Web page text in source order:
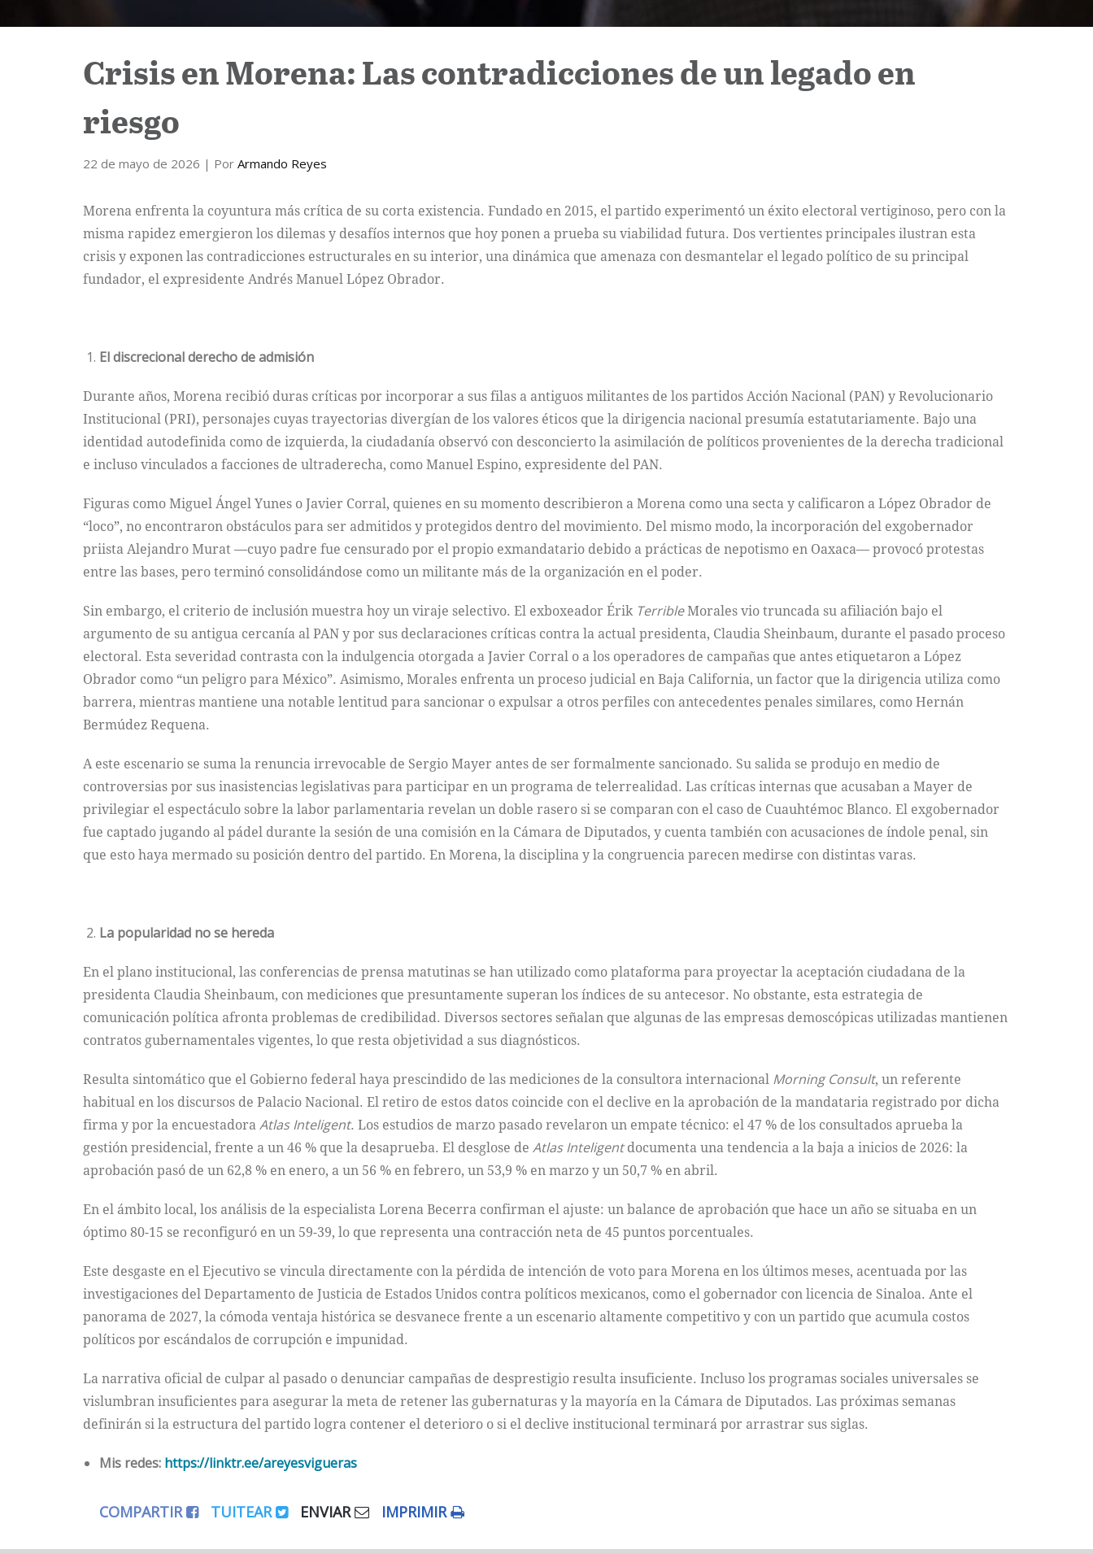
Crisis en Morena: Las contradicciones de un legado en
riesgo
22 de mayo de 2026 | Por Armando Reyes
Morena enfrenta la coyuntura más crítica de su corta existencia. Fundado en 2015, el partido experimentó un éxito electoral vertiginoso, pero con la
misma rapidez emergieron los dilemas y desafíos internos que hoy ponen a prueba su viabilidad futura. Dos vertientes principales ilustran esta
crisis y exponen las contradicciones estructurales en su interior, una dinámica que amenaza con desmantelar el legado político de su principal
fundador, el expresidente Andrés Manuel López Obrador.
El discrecional derecho de admisión
Durante años, Morena recibió duras críticas por incorporar a sus filas a antiguos militantes de los partidos Acción Nacional (PAN) y Revolucionario
Institucional (PRI), personajes cuyas trayectorias divergían de los valores éticos que la dirigencia nacional presumía estatutariamente. Bajo una
identidad autodefinida como de izquierda, la ciudadanía observó con desconcierto la asimilación de políticos provenientes de la derecha tradicional
e incluso vinculados a facciones de ultraderecha, como Manuel Espino, expresidente del PAN.
Figuras como Miguel Ángel Yunes o Javier Corral, quienes en su momento describieron a Morena como una secta y calificaron a López Obrador de
“loco”, no encontraron obstáculos para ser admitidos y protegidos dentro del movimiento. Del mismo modo, la incorporación del exgobernador
priista Alejandro Murat —cuyo padre fue censurado por el propio exmandatario debido a prácticas de nepotismo en Oaxaca— provocó protestas
entre las bases, pero terminó consolidándose como un militante más de la organización en el poder.
Sin embargo, el criterio de inclusión muestra hoy un viraje selectivo. El exboxeador Érik TerribleMorales vio truncada su afiliación bajo el
argumento de su antigua cercanía al PAN y por sus declaraciones críticas contra la actual presidenta, Claudia Sheinbaum, durante el pasado proceso
electoral. Esta severidad contrasta con la indulgencia otorgada a Javier Corral o a los operadores de campañas que antes etiquetaron a López
Obrador como “un peligro para México”. Asimismo, Morales enfrenta un proceso judicial en Baja California, un factor que la dirigencia utiliza como
barrera, mientras mantiene una notable lentitud para sancionar o expulsar a otros perfiles con antecedentes penales similares, como Hernán
Bermúdez Requena.
A este escenario se suma la renuncia irrevocable de Sergio Mayer antes de ser formalmente sancionado. Su salida se produjo en medio de
controversias por sus inasistencias legislativas para participar en un programa de telerrealidad. Las críticas internas que acusaban a Mayer de
privilegiar el espectáculo sobre la labor parlamentaria revelan un doble rasero si se comparan con el caso de Cuauhtémoc Blanco. El exgobernador
fue captado jugando al pádel durante la sesión de una comisión en la Cámara de Diputados, y cuenta también con acusaciones de índole penal, sin
que esto haya mermado su posición dentro del partido. En Morena, la disciplina y la congruencia parecen medirse con distintas varas.
La popularidad no se hereda
En el plano institucional, las conferencias de prensa matutinas se han utilizado como plataforma para proyectar la aceptación ciudadana de la
presidenta Claudia Sheinbaum, con mediciones que presuntamente superan los índices de su antecesor. No obstante, esta estrategia de
comunicación política afronta problemas de credibilidad. Diversos sectores señalan que algunas de las empresas demoscópicas utilizadas mantienen
contratos gubernamentales vigentes, lo que resta objetividad a sus diagnósticos.
Resulta sintomático que el Gobierno federal haya prescindido de las mediciones de la consultora internacional Morning Consult, un referente
habitual en los discursos de Palacio Nacional. El retiro de estos datos coincide con el declive en la aprobación de la mandataria registrado por dicha
firma y por la encuestadoraAtlas Inteligent. Los estudios de marzo pasado revelaron un empate técnico: el 47 % de los consultados aprueba la
gestión presidencial, frente a un 46 % que la desaprueba. El desglose de Atlas Inteligentdocumenta una tendencia a la baja a inicios de 2026: la
aprobación pasó de un 62,8 % en enero, a un 56 % en febrero, un 53,9 % en marzo y un 50,7 % en abril.
En el ámbito local, los análisis de la especialista Lorena Becerra confirman el ajuste: un balance de aprobación que hace un año se situaba en un
óptimo 80-15 se reconfiguró en un 59-39, lo que representa una contracción neta de 45 puntos porcentuales.
Este desgaste en el Ejecutivo se vincula directamente con la pérdida de intención de voto para Morena en los últimos meses, acentuada por las
investigaciones del Departamento de Justicia de Estados Unidos contra políticos mexicanos, como el gobernador con licencia de Sinaloa. Ante el
panorama de 2027, la cómoda ventaja histórica se desvanece frente a un escenario altamente competitivo y con un partido que acumula costos
políticos por escándalos de corrupción e impunidad.
La narrativa oficial de culpar al pasado o denunciar campañas de desprestigio resulta insuficiente. Incluso los programas sociales universales se
vislumbran insuficientes para asegurar la meta de retener las gubernaturas y la mayoría en la Cámara de Diputados. Las próximas semanas
definirán si la estructura del partido logra contener el deterioro o si el declive institucional terminará por arrastrar sus siglas.
Mis redes: https://linktr.ee/areyesvigueras
COMPARTIR TUITEAR ENVIAR IMPRIMIR